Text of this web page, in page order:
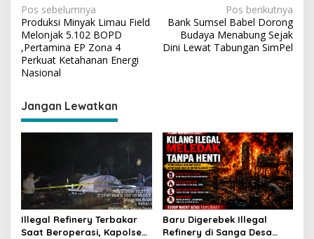
N
a
v
i
a
s
p
o
s
Pos sebelumnya
Produksi Minyak Limau Field
Melonjak 5.102 BOPD
,Pertamina EP Zona 4
Perkuat Ketahanan Energi
Nasional
Pos berikutnya
Bank Sumsel Babel Dorong
Budaya Menabung Sejak
Dini Lewat Tabungan SimPel
Jangan Lewatkan
Illegal Refinery Terbakar
Saat Beroperasi, Kapolsek
Baru Digerebek Illegal
Refinery di Sanga Desa